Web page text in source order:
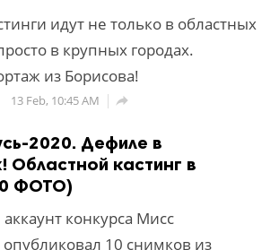
идут не только в областных
в крупных городах.
из Борисова!
13 Feb, 10:45 AM 
2020. Дефиле в
Областной кастинг в
ФОТО)
конкурса Мисс
опубликовал 10 снимков из